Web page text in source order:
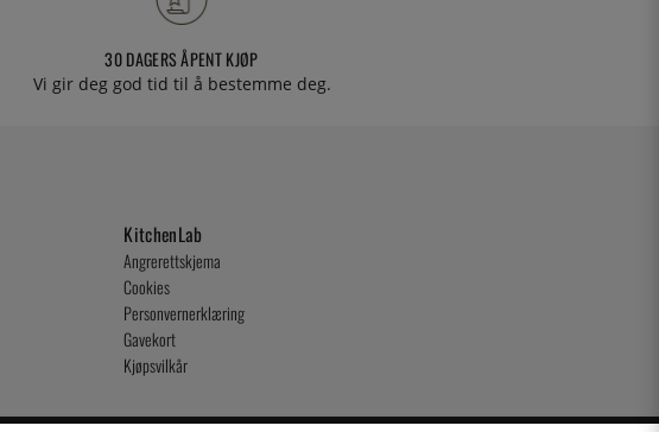
30 DAGERS ÅPENT KJØP
Vi gir deg god tid til å bestemme deg.
KitchenLab
Angrerettskjema
Cookies
Personvernerklæring
Gavekort
Kjøpsvilkår